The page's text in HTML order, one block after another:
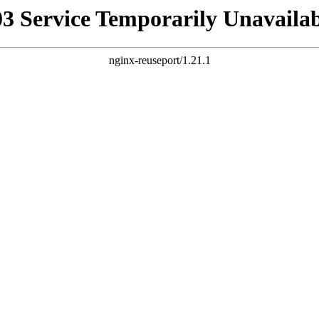
Service Temporarily
nginx-reuseport/1.21.1